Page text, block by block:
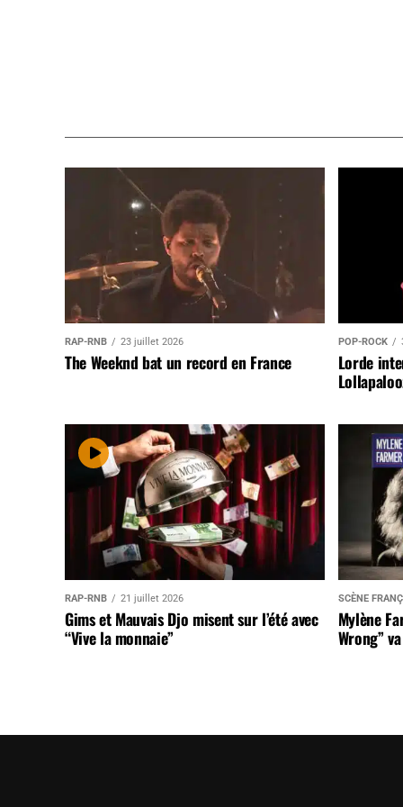
RAP-RNB 23 juillet 2026
The Weeknd bat un record en France
POP-ROCK
Lorde
RAP-RNB 21 juillet 2026
Gims et Mauvais Djo misent sur l’été avec
“Vive la monnaie”
SCÈNE
Mylène
Wrong”